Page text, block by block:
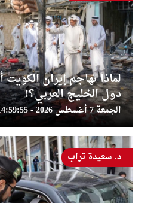
لماذا تهاجم إيران
دول الخليج العربي؟!
الجمعة 7 أغسطس 2026 - 14:59:55
د. سعيدة تراب